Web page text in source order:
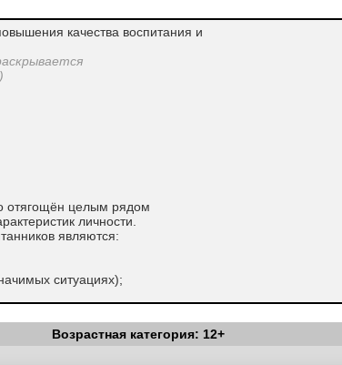
качества воспитания и
отягощён целым рядом
личности.
являются:
ситуациях);
воспитанника детского
воспитания. Здесь
психологические проблемы,
Возрастная категория: 12+